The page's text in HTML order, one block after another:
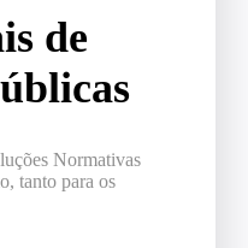
de
Normativas
tanto para os